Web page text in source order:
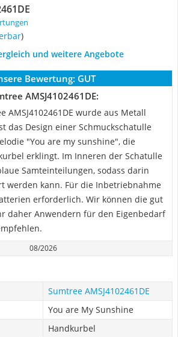
)
und weitere Angebote
Bewertung: GUT
‎AMSJ4102461DE:
‎AMSJ4102461DE wurde aus Metall
das Design einer Schmuckschatulle
"You are my sunshine", die
erklingt. Im Inneren der Schatulle
Samteinteilungen, sodass darin
werden kann. Für die Inbetriebnahme
erforderlich. Wir können die gut
daher Anwendern für den Eigenbedarf
08/2026
Sumtree ‎AMSJ4102461DE
You are My Sunshine
Handkurbel